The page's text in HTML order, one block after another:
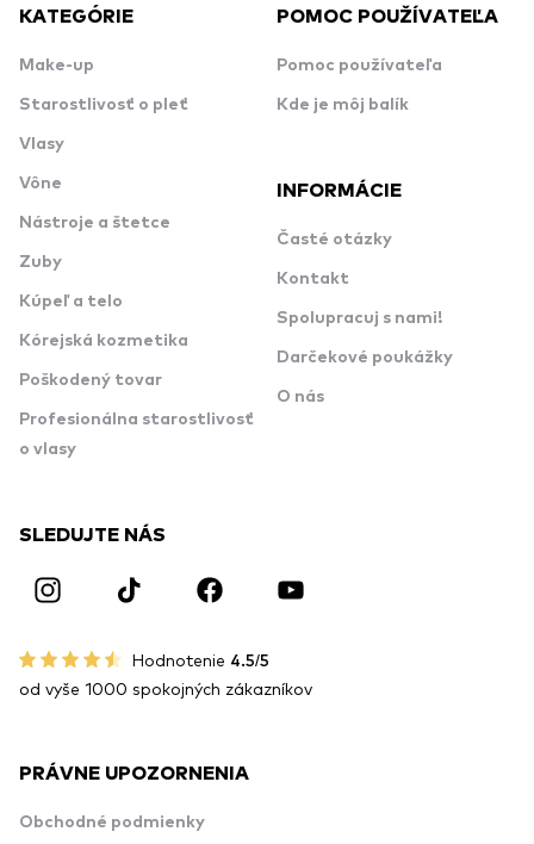
KATEGÓRIE
Make-up
Starostlivosť o pleť
Vlasy
Vône
Nástroje a štetce
Zuby
Kúpeľ a telo
Kórejská kozmetika
Poškodený tovar
Profesionálna starostlivosť
o vlasy
POMOC POUŽÍVATEĽA
Pomoc používateľa
Kde je môj balík
INFORMÁCIE
Časté otázky
Kontakt
Spolupracuj s nami!
Darčekové poukážky
O nás
SLEDUJTE NÁS
Hodnotenie 4.5/5
od vyše 1000 spokojných zákazníkov
PRÁVNE UPOZORNENIA
Obchodné podmienky